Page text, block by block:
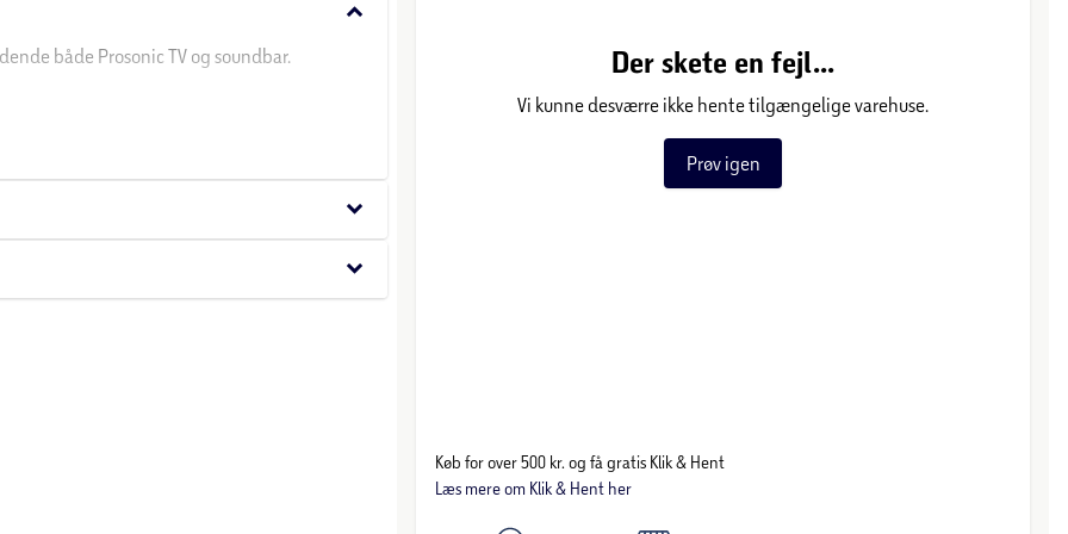
keyboard_arrow_down
både Prosonic TV og soundbar.
keyboard_arrow_down
keyboard_arrow_down
Der skete en fejl...
Vi kunne desværre ikke hente tilgængelige varehuse.
Prøv igen
Køb for over 500 kr. og få gratis Klik & Hent
Læs mere om Klik & Hent her